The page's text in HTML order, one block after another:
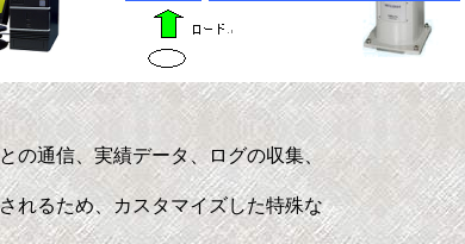
の通信、実績データ、ログの収集、
れるため、カスタマイズした特殊な